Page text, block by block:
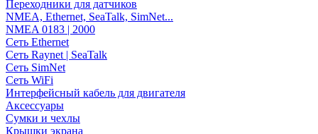
Переходники для датчиков
NMEA, Ethernet, SeaTalk, SimNet...
NMEA 0183 | 2000
Сеть Ethernet
Сеть Raynet | SeaTalk
Сеть SimNet
Сеть WiFi
Интерфейсный кабель для двигателя
Аксессуары
Сумки и чехлы
Крышки экрана